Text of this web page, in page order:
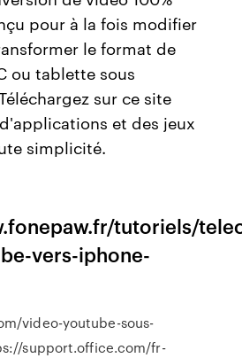
pour à la fois modifier
le format de
ou tablette sous
sur ce site
et des jeux
simplicité.
tutoriels/
vers-iphone-
video-youtube-sous-
support.office.com/fr-